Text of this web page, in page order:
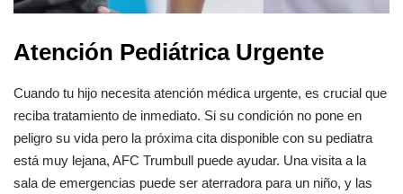
Atención Pediátrica Urgente
Cuando tu hijo necesita atención médica urgente, es crucial que
reciba tratamiento de inmediato. Si su condición no pone en
peligro su vida pero la próxima cita disponible con su pediatra
está muy lejana, AFC Trumbull puede ayudar. Una visita a la
sala de emergencias puede ser aterradora para un niño, y las